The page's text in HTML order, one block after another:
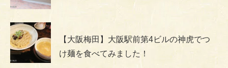
【大阪梅田】大阪駅前第4ビルの神虎でつ
け麺を食べてみました！